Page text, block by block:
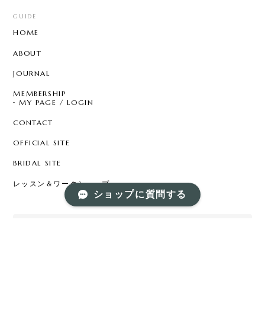
GUIDE
HOME
ABOUT
JOURNAL
MEMBERSHIP
MY PAGE / LOGIN
CONTACT
OFFICIAL SITE
BRIDAL SITE
レッスン＆ワークショップ
ショップに質問する